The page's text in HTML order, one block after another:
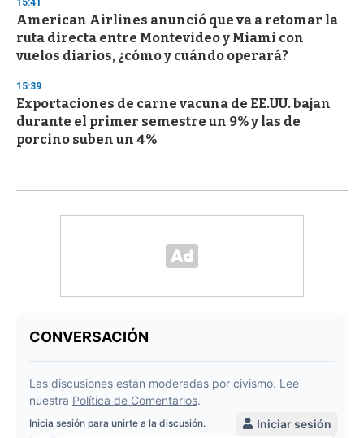
15:41
American Airlines anunció que va a retomar la
ruta directa entre Montevideo y Miami con
vuelos diarios, ¿cómo y cuándo operará?
15:39
Exportaciones de carne vacuna de EE.UU. bajan
durante el primer semestre un 9% y las de
porcino suben un 4%